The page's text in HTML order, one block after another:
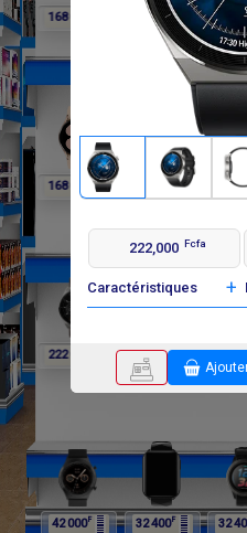
222,000 Fcfa
Caractéristiques +
168 000 168 000F 168
168 000 F 168 000F 222
222 000 222 000 F
42 000F 32 400F 32